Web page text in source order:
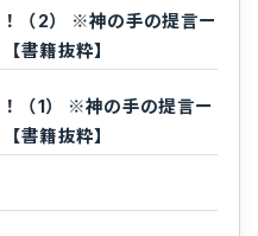
（2） ※神の手の提言ー
書籍抜粋】
（1） ※神の手の提言ー
書籍抜粋】